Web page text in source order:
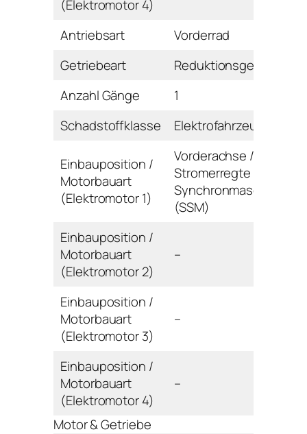
(Elektromotor 4)
Antriebsart
Vorderrad
Getriebeart
Reduktionsgetriebe
Anzahl Gänge
1
Schadstoffklasse
Elektrofahrzeug
Einbauposition /
Motorbauart
(Elektromotor 1)
Vorderachse /
Stromerregte
Synchronmaschine
(SSM)
Einbauposition /
Motorbauart
(Elektromotor 2)
–
Einbauposition /
Motorbauart
(Elektromotor 3)
–
Einbauposition /
Motorbauart
(Elektromotor 4)
–
Motor & Getriebe